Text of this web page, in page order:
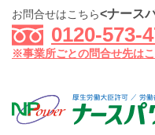
お問合せはこちら<ナース
0120-573-
※事業所ごとの問合せ先は